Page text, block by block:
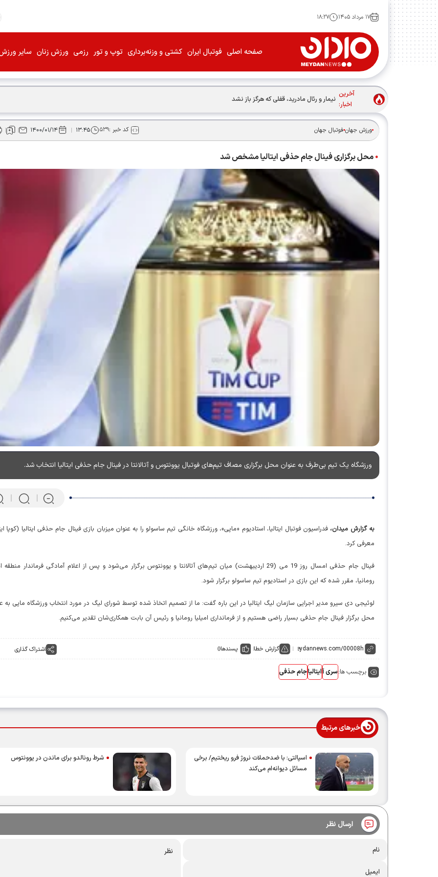
۱۷ مرداد ۱۴۰۵ ۱۸:۲۷
صفحه اصلی فوتبال ایران کشتی و وزنه‌برداری توپ و تور رزمی ورزش زنان سایر
آخرین
اخبار:
نیمار و رئال مادرید، قفلی که هرگز باز نشد
ورزش جهان فوتبال جهان کد خبر :۵۳۹ ۱۳:۴۵ ۱۴۰۰/۰۱/۱۴
محل برگزاری فینال جام حذفی ایتالیا مشخص شد
ورزشگاه یک تیم بی‌طرف به عنوان محل برگزاری مصاف تیم‌های فوتبال یوونتوس و آتالانتا در فینال جام حذفی ایتالیا انتخاب شد.
به گزارش میدان،فدراسیون فوتبال ایتالیا، استادیوم «ماپی»، ورزشگاه خانگی تیم ساسولو را به عنوان میزبان بازی فینال جام حذفی ایتالیا (کوپا
معرفی کرد.
فینال جام حذفی امسال روز 19 می (29 اردیبهشت) میان تیم‌های آتالانتا و یوونتوس برگزار می‌شود و پس از اعلام آمادگی فرماندار منطقه
رومانیا، مقرر شده که این بازی در استادیوم تیم ساسولو برگزار شود.
لوئیجی دی سیرو مدیر اجرایی سازمان لیگ ایتالیا در این باره گفت: ما از تصمیم اتخاذ شده توسط شورای لیگ در مورد انتخاب ورزشگاه ماپی به
محل برگزار فینال جام حذفی بسیار راضی هستیم و از فرمانداری امیلیا رومانیا و رئیس آن بابت همکاری‌شان تقدیر می‌کنیم.
گزارش خطا پسندها0 اشتراک گذاری
برچسب ها:سری آایتالیاجام حذفی
خبرهای مرتبط
اسپالتی: با ضدحملات نروژ فرو ریختیم/ برخی
مسائل دیوانه‌ام می‌کند
شرط رونالدو برای ماندن در یوونتوس
ارسال نظر
می‌کند! + فیلم